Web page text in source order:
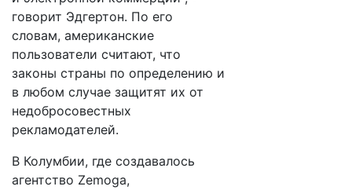
говорит Эдгертон. По его
словам, американские
пользователи считают, что
законы страны по определению и
в любом случае защитят их от
недобросовестных
рекламодателей.
В Колумбии, где создавалось
агентство Zemoga,